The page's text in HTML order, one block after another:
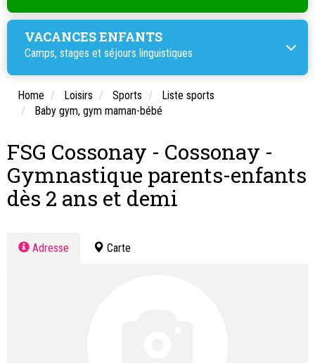
VACANCES ENFANTS
Camps, stages et séjours linguistiques
Home Loisirs Sports
Liste sports
Baby gym, gym maman-bébé
FSG Cossonay - Cossonay -
Gymnastique parents-enfants
dès 2 ans et demi
Adresse Carte